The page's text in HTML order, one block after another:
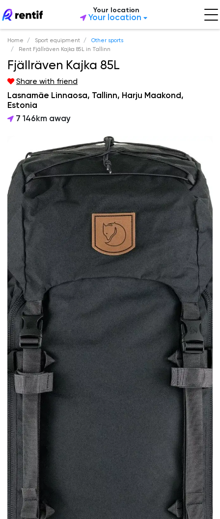
Your location
Your location
Home Sport equipment
Other sports
Rent Fjällräven Kajka 85L in Tallinn
Fjällräven Kajka 85L
Share with friend
Lasnamäe Linnaosa, Tallinn, Harju Maakond,
Estonia
7 146km away